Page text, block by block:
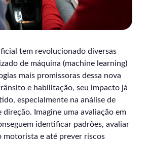
tem revolucionado diversas
de máquina (machine learning)
mais promissoras dessa nova
e habilitação, seu impacto já
especialmente na análise de
Imagine uma avaliação em
identificar padrões, avaliar
motorista e até prever riscos